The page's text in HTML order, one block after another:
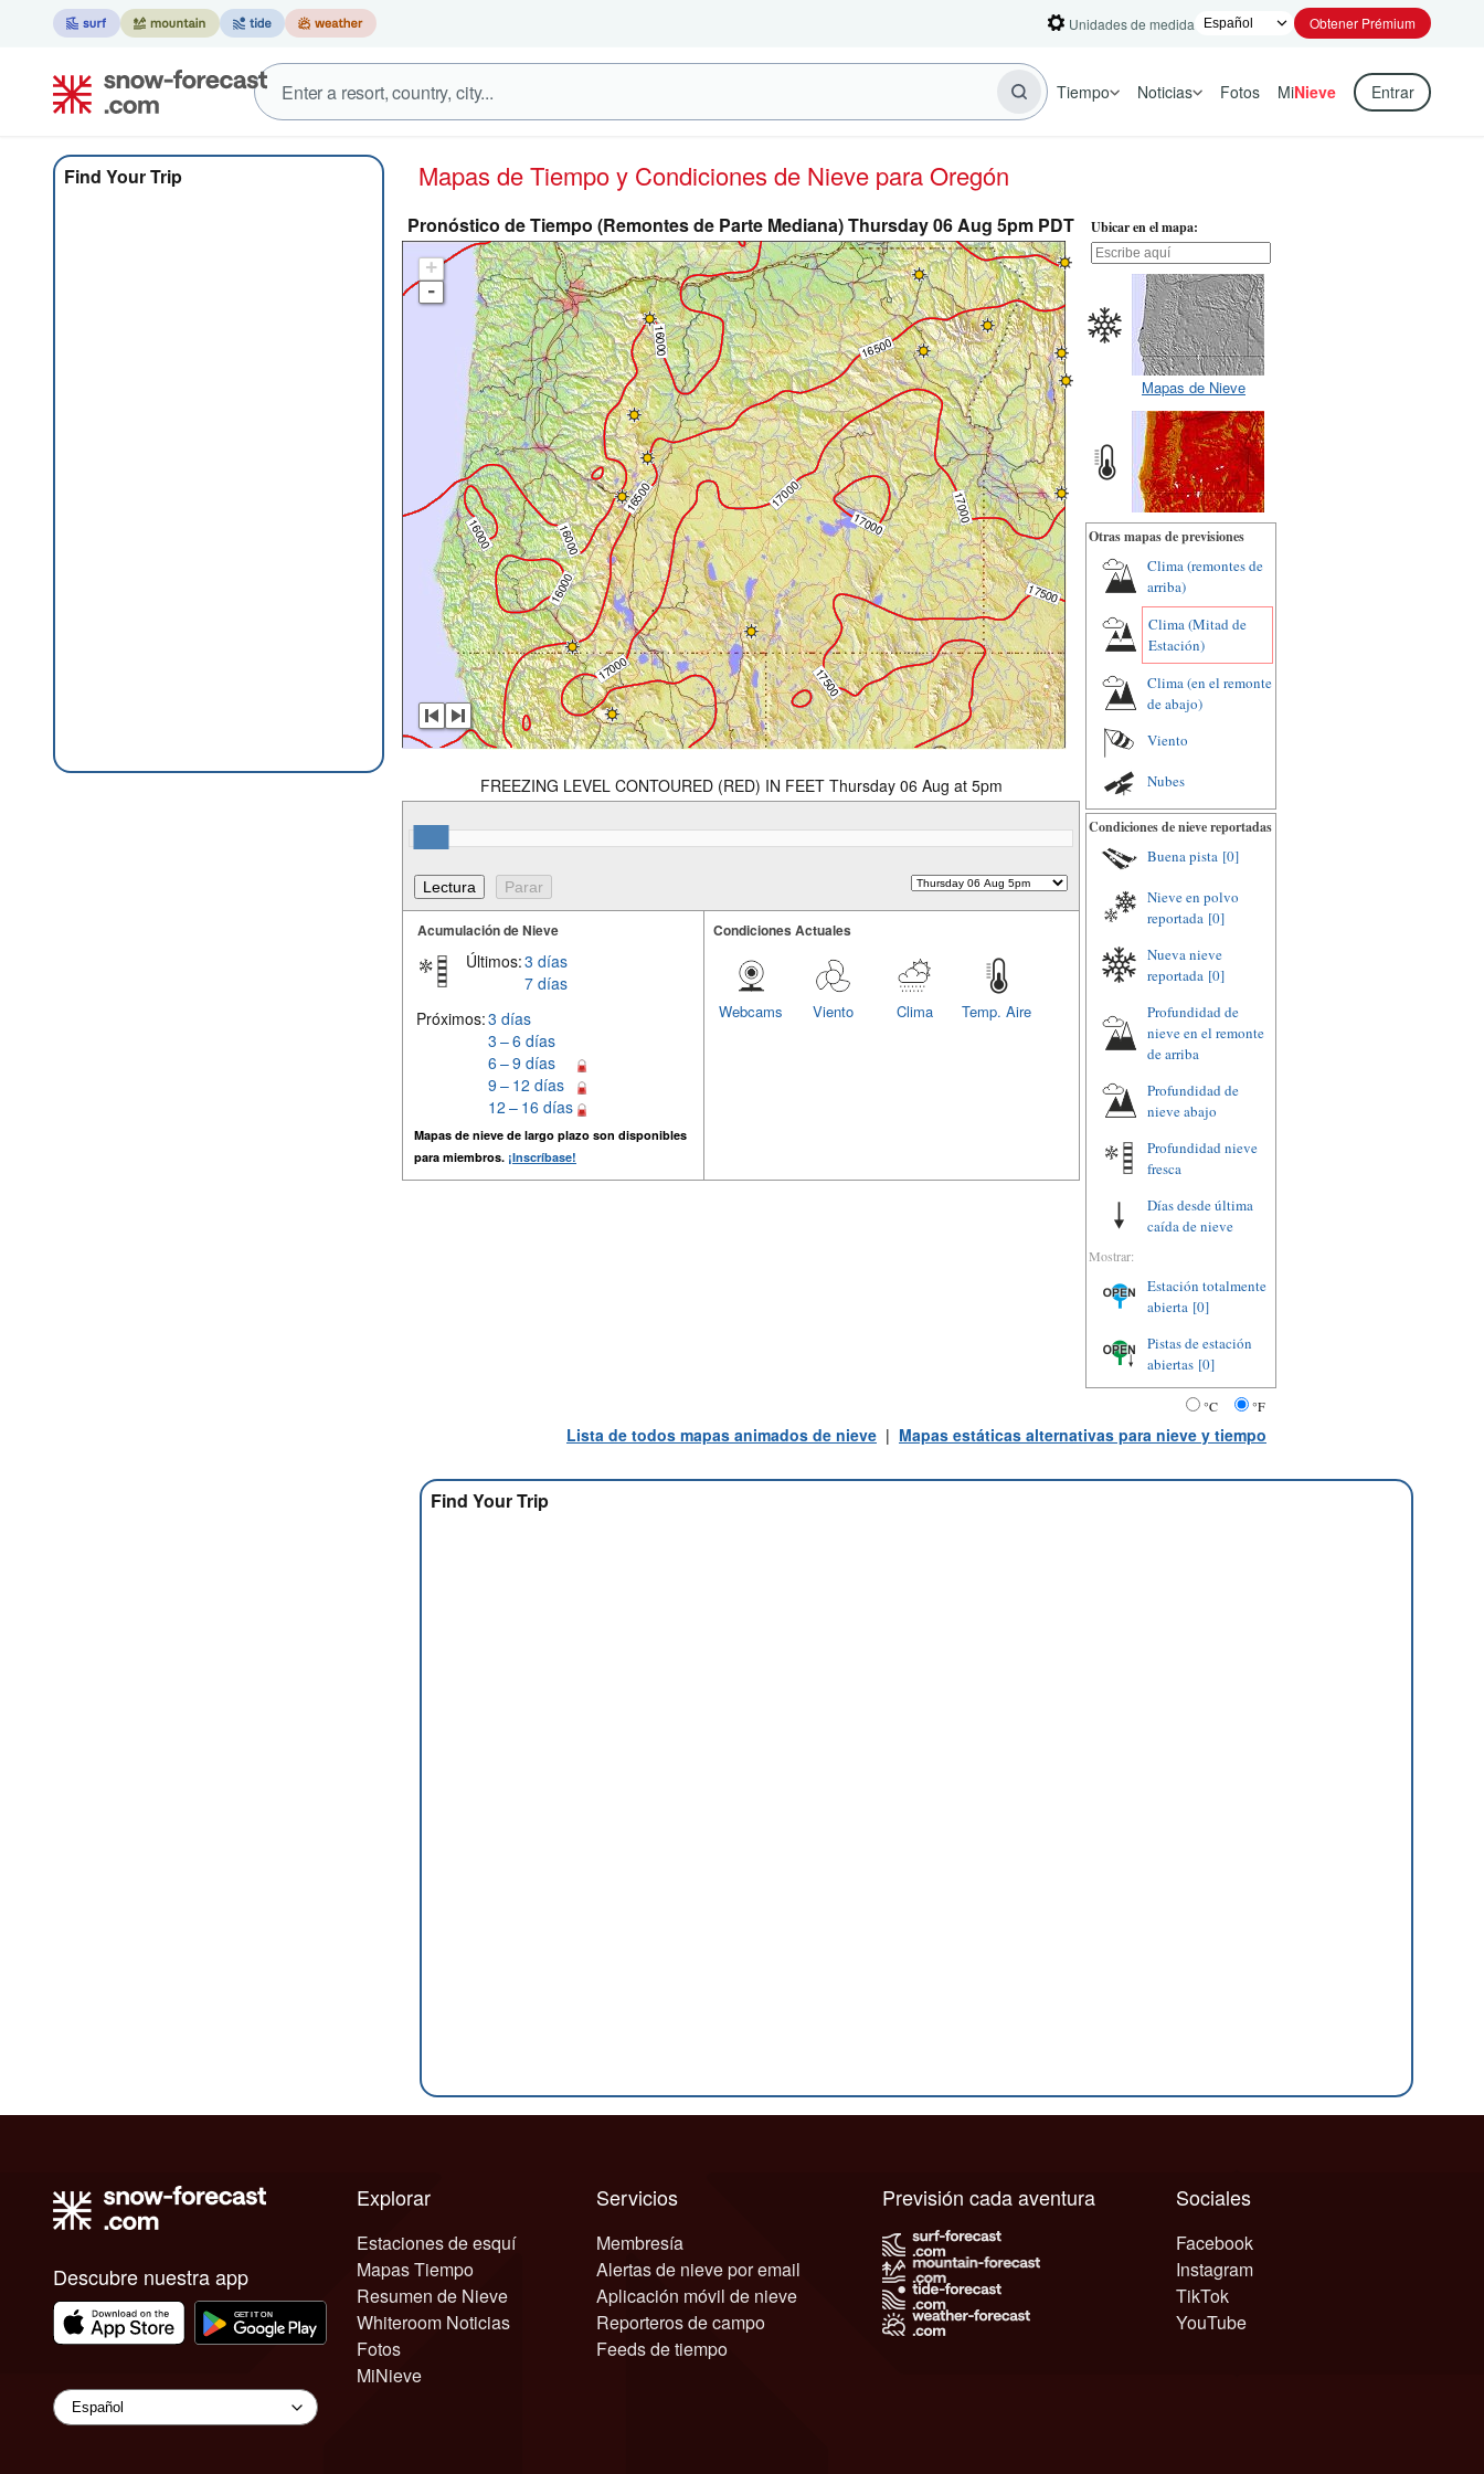
Unidades de medida Obtener Prémium
Tiempo Noticias Fotos MiNieve Entrar
Find Your Trip Mapas de Tiempo y Condiciones de Nieve para Oregón
Pronóstico de Tiempo (Remontes de Parte Mediana) Thursday 06 Aug 5pm PDT
+
-
FREEZING LEVEL CONTOURED (RED) IN FEET Thursday 06 Aug at 5pm
Acumulación de Nieve
Últimos:3 días
7 días
Próximos:3 días
3 – 6 días
6 – 9 días
9 – 12 días
12 – 16 días
Mapas de nieve de largo plazo son disponibles
para miembros. ¡Inscríbase!
Condiciones Actuales
Temp. Aire
Clima
Viento
Webcams
Ubicar en el mapa:
Mapas de Nieve
Otras mapas de previsiones
Clima (remontes de
arriba)
Clima (Mitad de
Estación)
Clima (en el remonte
de abajo)
Viento
Nubes
Condiciones de nieve reportadas
Buena pista [0]
Nieve en polvo
reportada [0]
Nueva nieve
reportada [0]
Profundidad de
nieve en el remonte
de arriba
Profundidad de
nieve abajo
Profundidad nieve
fresca
Días desde última
caída de nieve
Mostrar:
Estación totalmente
abierta [0]
Pistas de estación
abiertas [0]
°C °F
Lista de todos mapas animados de nieve | Mapas estáticas alternativas para nieve y tiempo
Find Your Trip
Descubre nuestra app
Explorar
Estaciones de esquí
Mapas Tiempo
Resumen de Nieve
Whiteroom Noticias
Fotos
MiNieve
Servicios
Membresía
Alertas de nieve por email
Aplicación móvil de nieve
Reporteros de campo
Feeds de tiempo
Sociales
Facebook
Instagram
TikTok
YouTube
Previsión cada aventura